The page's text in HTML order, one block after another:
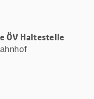
ÖV Haltestelle